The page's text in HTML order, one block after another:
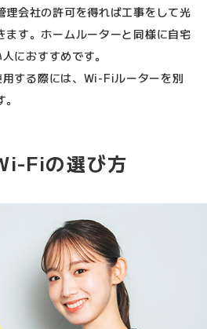
理会社の許可を得れば工事をして光
ます。ホームルーターと同様に自宅
におすすめです。
する際には、Wi-Fiルーターを別
Fiの選び方